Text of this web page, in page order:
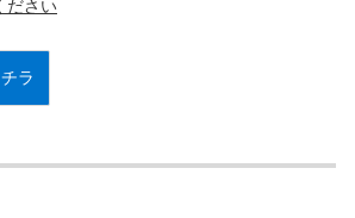
ださい
ラ